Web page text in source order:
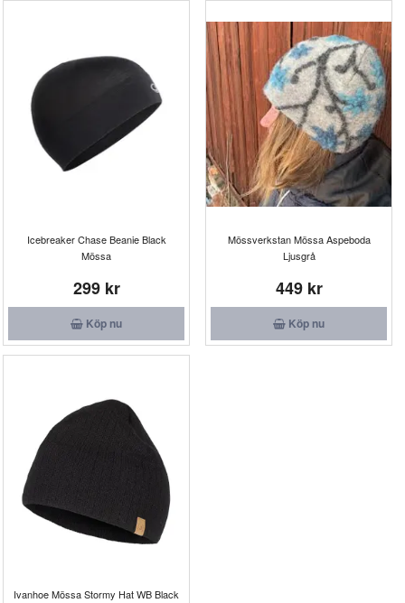
Icebreaker Chase Beanie Black
Mössa
299 kr
Köp nu
Mössverkstan Mössa Aspeboda
Ljusgrå
449 kr
Köp nu
Ivanhoe Mössa Stormy Hat WB Black